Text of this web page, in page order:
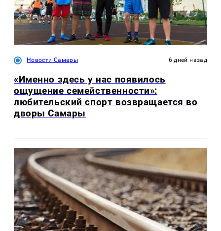
Новости Самары 6 дней назад
«Именно здесь у нас появилось
ощущение семейственности»:
любительский спорт возвращается во
дворы Самары